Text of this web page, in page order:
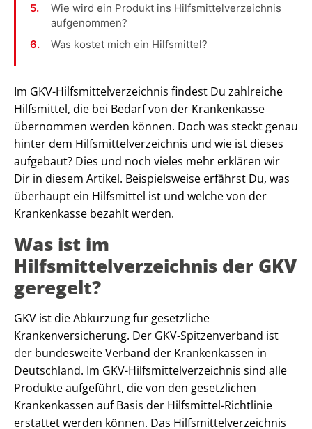
Wie wird ein Produkt ins Hilfsmittelverzeichnis
aufgenommen?
Was kostet mich ein Hilfsmittel?
Im GKV-Hilfsmittelverzeichnis findest Du zahlreiche
Hilfsmittel, die bei Bedarf von der Krankenkasse
übernommen werden können. Doch was steckt genau
hinter dem Hilfsmittelverzeichnis und wie ist dieses
aufgebaut? Dies und noch vieles mehr erklären wir
Dir in diesem Artikel. Beispielsweise erfährst Du, was
überhaupt ein Hilfsmittel ist und welche von der
Krankenkasse bezahlt werden.
Was ist im
Hilfsmittelverzeichnis der GKV
geregelt?
GKV ist die Abkürzung für gesetzliche
Krankenversicherung. Der GKV-Spitzenverband ist
der bundesweite Verband der Krankenkassen in
Deutschland. Im GKV-Hilfsmittelverzeichnis sind alle
Produkte aufgeführt, die von den gesetzlichen
Krankenkassen auf Basis der Hilfsmittel-Richtlinie
erstattet werden können. Das Hilfsmittelverzeichnis